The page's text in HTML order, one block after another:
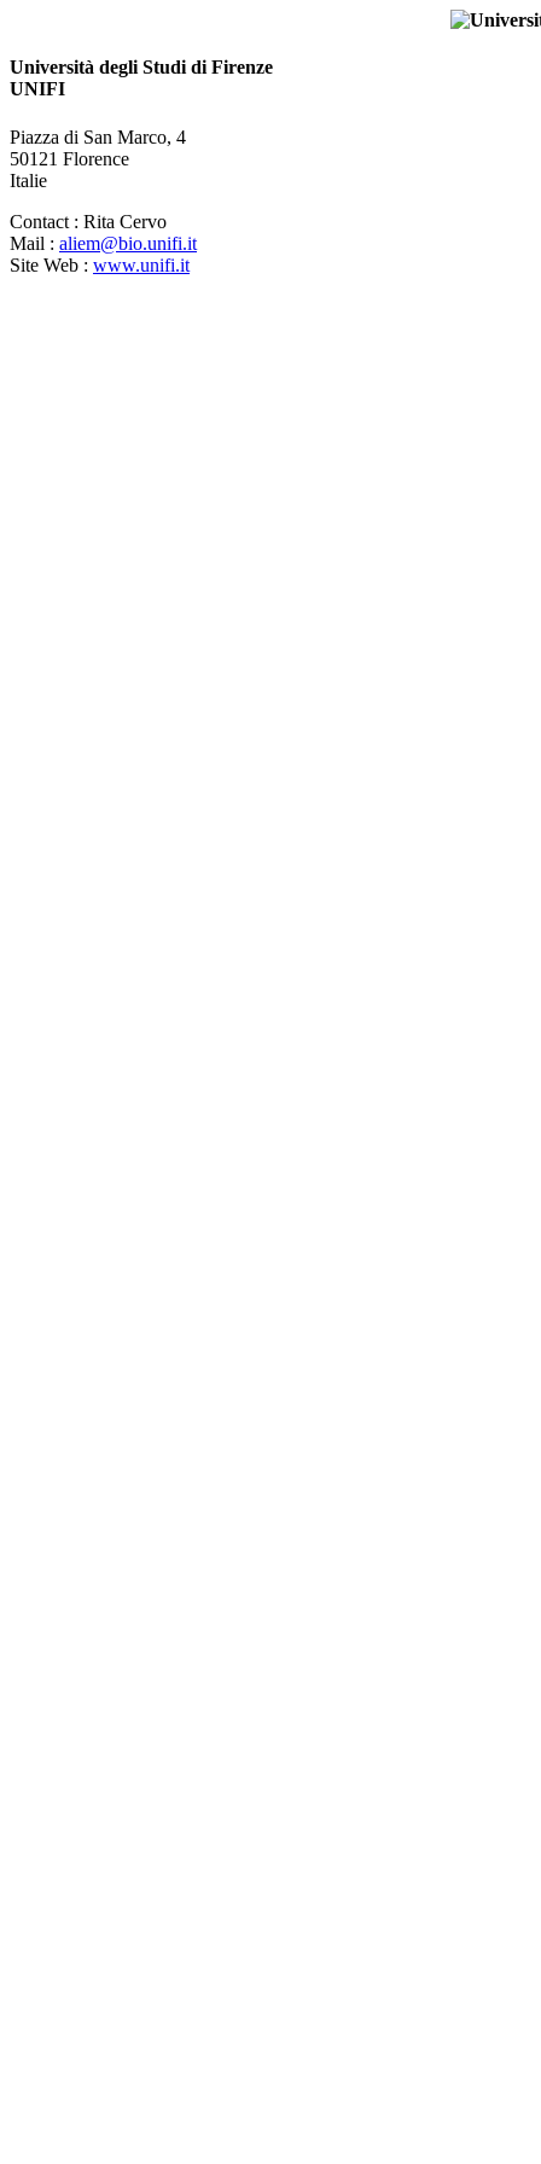
Università degli Studi di Firenze
UNIFI
Piazza di San Marco, 4
50121 Florence
Italie
Contact : Rita Cervo
Mail : aliem@bio.unifi.it
Site Web : www.unifi.it